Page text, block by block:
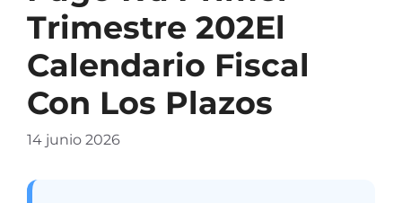
Trimestre 202El
Calendario Fiscal
Con Los Plazos
14 junio 2026